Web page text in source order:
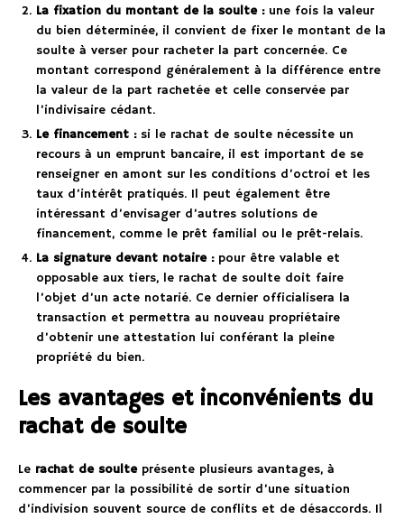
La fixation du montant de la soulte :une fois la valeur
du bien déterminée, il convient de fixer le montant de la
soulte à verser pour racheter la part concernée. Ce
montant correspond généralement à la différence entre
la valeur de la part rachetée et celle conservée par
l’indivisaire cédant.
Le financement :si le rachat de soulte nécessite un
recours à un emprunt bancaire, il est important de se
renseigner en amont sur les conditions d’octroi et les
taux d’intérêt pratiqués. Il peut également être
intéressant d’envisager d’autres solutions de
financement, comme le prêt familial ou le prêt-relais.
La signature devant notaire :pour être valable et
opposable aux tiers, le rachat de soulte doit faire
l’objet d’un acte notarié. Ce dernier officialisera la
transaction et permettra au nouveau propriétaire
d’obtenir une attestation lui conférant la pleine
propriété du bien.
Les avantages et inconvénients du
rachat de soulte
Le rachat de soulteprésente plusieurs avantages, à
commencer par la possibilité de sortir d’une situation
d’indivision souvent source de conflits et de désaccords. Il